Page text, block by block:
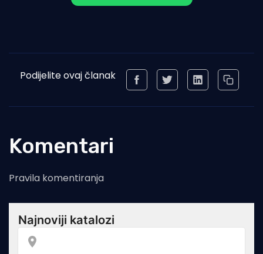
Podijelite ovaj članak
Komentari
Pravila komentiranja